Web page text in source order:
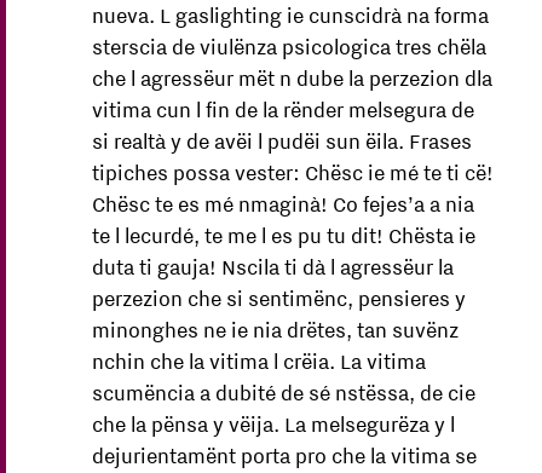
nueva. L gaslighting ie cunscidrà na forma
sterscia de viulënza psicologica tres chëla
che l agressëur mët n dube la perzezion dla
vitima cun l fin de la rënder melsegura de
si realtà y de avëi l pudëi sun ëila. Frases
tipiches possa vester: Chësc ie mé te ti cë!
Chësc te es mé nmaginà! Co fejes’a a nia
te l lecurdé, te me l es pu tu dit! Chësta ie
duta ti gauja! Nscila ti dà l agressëur la
perzezion che si sentimënc, pensieres y
minonghes ne ie nia drëtes, tan suvënz
nchin che la vitima l crëia. La vitima
scumëncia a dubité de sé nstëssa, de cie
che la pënsa y vëija. La melsegurëza y l
dejurientamënt porta pro che la vitima se